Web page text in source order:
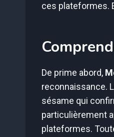
ces plateformes.
De prime abord,
reconnaissance.
sésame qui
particulièrement
plateformes.